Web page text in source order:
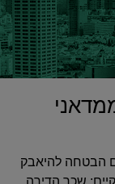
הבטחה להיאבק
שכר הדירה